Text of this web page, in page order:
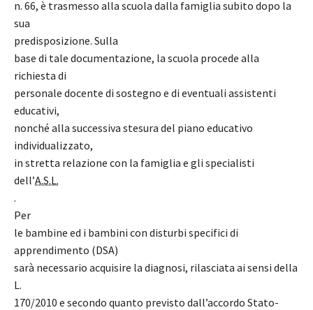
n. 66, è trasmesso alla scuola dalla famiglia subito dopo la
sua
predisposizione. Sulla
base di tale documentazione, la scuola procede alla
richiesta di
personale docente di sostegno e di eventuali assistenti
educativi,
nonché alla successiva stesura del piano educativo
individualizzato,
in stretta relazione con la famiglia e gli specialisti
dell’A.S.L.
.
Per
le bambine ed i bambini con disturbi specifici di
apprendimento (DSA)
sarà necessario acquisire la diagnosi, rilasciata ai sensi della
L.
170/2010 e secondo quanto previsto dall’accordo Stato-